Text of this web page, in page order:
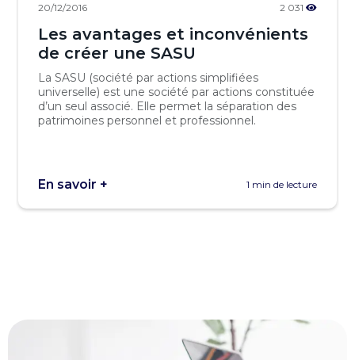
20/12/2016 2 031
Les avantages et inconvénients
de créer une SASU
La SASU (société par actions simplifiées
universelle) est une société par actions constituée
d’un seul associé. Elle permet la séparation des
patrimoines personnel et professionnel.
En savoir + 1 min de lecture